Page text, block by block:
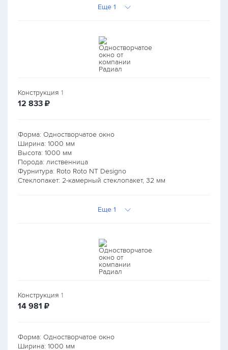
Еще 1
Конструкция 1
12 833 руб.
₽
Форма: Одностворчатое окно
Ширина: 1000 мм
Высота: 1000 мм
Порода: лиственница
Фурнитура: Roto Roto NT Designo
Стеклопакет: 2-камерный стеклопакет, 32 мм
Еще 1
Конструкция 1
14 981 руб.
₽
Форма: Одностворчатое окно
Ширина: 1000 мм